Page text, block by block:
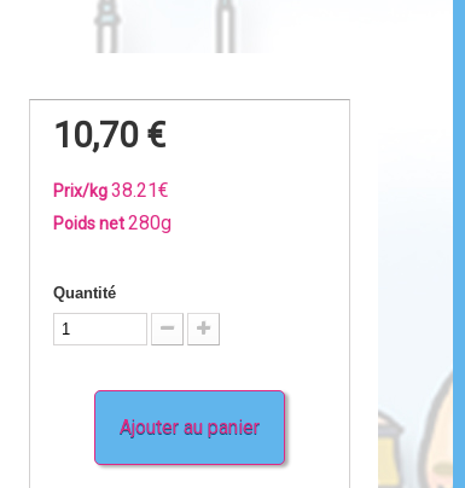
10,70 €
Prix/kg38.21€
Poids net280g
Quantité
Ajouter au panier